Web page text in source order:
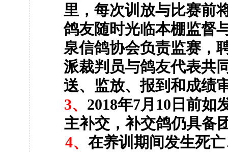
里，每次训放与比赛前
鸽友随时光临本棚监督
泉信鸽协会负责监赛，
派裁判员与鸽友代表共
送、监放、报到和成绩
3、 2018年7月 10 日 前如
主补交，补交鸽仍具备
4、在养训期间发生死